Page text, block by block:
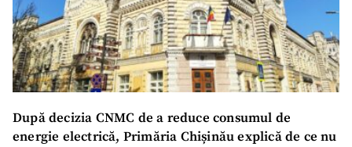
După decizia CNMC de a reduce consumul de
energie electrică, Primăria Chișinău explică de ce nu